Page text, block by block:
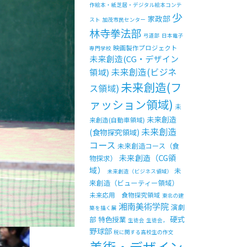
作絵本・紙芝居・デジタル絵本コンテ
スト 加茂市民センター 家政部 少
林寺拳法部 弓道部 日本電子
専門学校 映画製作プロジェクト
未来創造(CG・デザイン
領域) 未来創造(ビジネ
ス領域) 未来創造(フ
ァッション領域) 未
来創造(自動車領域) 未来創造
(食物探究領域) 未来創造
コース 未来創造コース（食
物探求）
未来創造（CG領
域）
未来創造（ビジネス領域）
未
来創造（ビューティー領域）
未来応用 食物探究領域 東北の建
築を描く展 湘南美術学院 演劇
部 特色授業 生徒会 生徒会，
硬式
野球部 税に関する高校生の作文